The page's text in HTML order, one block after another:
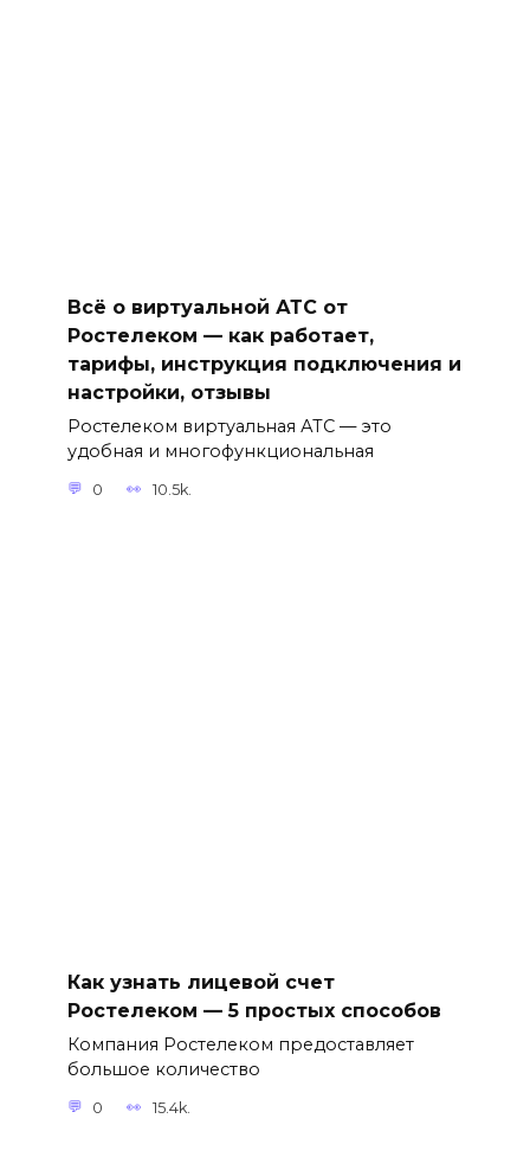
Всё о виртуальной АТС от
Ростелеком — как работает,
тарифы, инструкция подключения и
настройки, отзывы
Ростелеком виртуальная АТС — это
удобная и многофункциональная
0 10.5k.
Как узнать лицевой счет
Ростелеком — 5 простых способов
Компания Ростелеком предоставляет
большое количество
0 15.4k.